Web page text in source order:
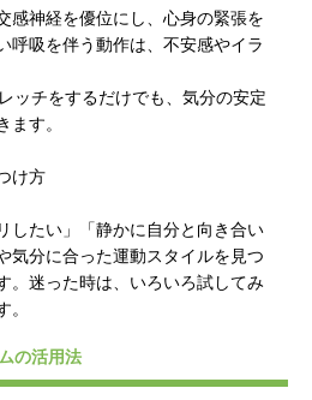
感神経を優位にし、心身の緊張を
呼吸を伴う動作は、不安感やイラ
ッチをするだけでも、気分の安定
ます。
け方
したい」「静かに自分と向き合い
気分に合った運動スタイルを見つ
。迷った時は、いろいろ試してみ
。
の活用法